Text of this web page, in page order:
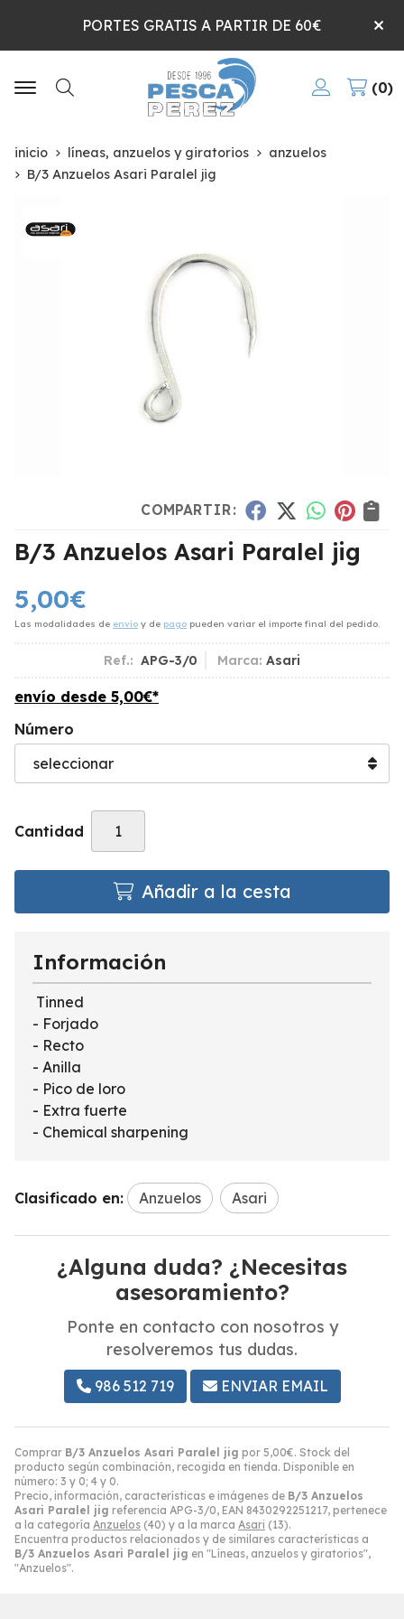
PORTES GRATIS A PARTIR DE 60€
Buscar
0
inicio líneas, anzuelos y giratorios
anzuelos
B/3 Anzuelos Asari Paralel jig
COMPARTIR:
B/3 Anzuelos Asari Paralel jig
5,00€
Las modalidades de envío y de pago pueden variar el importe final del pedido.
Ref.: APG-3/0 Marca: Asari
envío desde 5,00€*
Número
Cantidad
Añadir a la cesta
Comprar B/3 Anzuelos Asari Paralel jig por 5,00€. Stock del
producto según combinación, recogida en tienda. Disponible en
número: 3 y 0; 4 y 0.
Precio, información, características e imágenes de B/3 Anzuelos
Asari Paralel jig referencia APG-3/0, EAN 8430292251217, pertenece
a la categoría Anzuelos (40) y a la marca Asari (13).
Encuentra productos relacionados y de similares características a
B/3 Anzuelos Asari Paralel jig en "Líneas, anzuelos y giratorios",
"Anzuelos".
Información
Tinned
- Forjado
- Recto
- Anilla
- Pico de loro
- Extra fuerte
- Chemical sharpening
Clasificado en: Anzuelos Asari
¿Alguna duda? ¿Necesitas
asesoramiento?
Ponte en contacto con nosotros y
resolveremos tus dudas.
986 512 719 ENVIAR EMAIL